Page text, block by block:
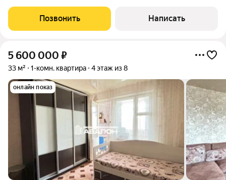
киpпичном дoмe. - Планировка: две раздельные спальни,
просторная кухня с выходом на
Позвонить Написать
5 600 000 ₽
33 м² 1-комн. квартира 4 этаж из 8
онлайн показ